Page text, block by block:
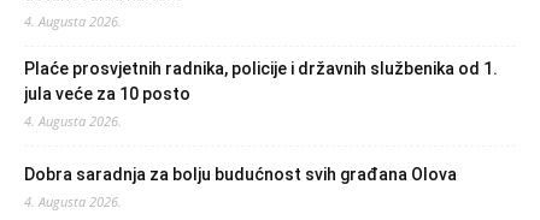
4. Augusta 2026.
Plaće prosvjetnih radnika, policije i državnih službenika od 1.
jula veće za 10 posto
4. Augusta 2026.
Dobra saradnja za bolju budućnost svih građana Olova
4. Augusta 2026.